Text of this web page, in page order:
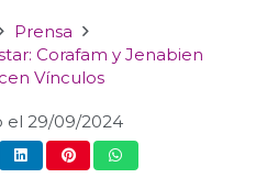
Prensa
Corafam y Jenabien
Vínculos
el 29/09/2024